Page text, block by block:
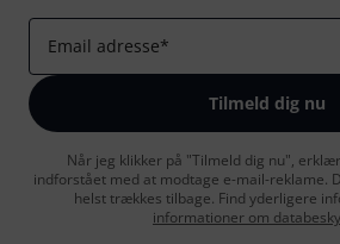
Email adresse*
Tilmeld dig nu
Når jeg klikker på "Tilmeld dig nu",
indforstået med at modtage e-mail-reklame.
helst trækkes tilbage. Find yderligere
informationer om